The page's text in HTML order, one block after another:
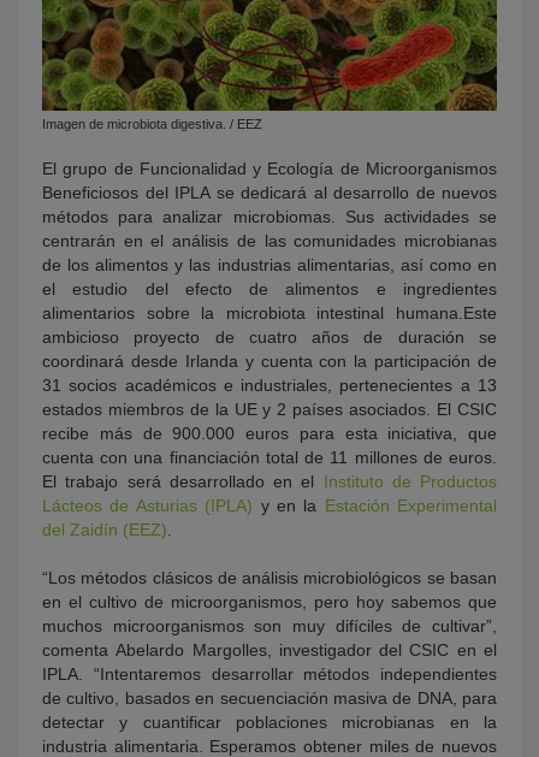
Imagen de microbiota digestiva. / EEZ
El grupo de Funcionalidad y Ecología de Microorganismos
Beneficiosos del IPLA se dedicará al desarrollo de nuevos
métodos para analizar microbiomas. Sus actividades se
centrarán en el análisis de las comunidades microbianas
de los alimentos y las industrias alimentarias, así como en
el estudio del efecto de alimentos e ingredientes
alimentarios sobre la microbiota intestinal humana.Este
ambicioso proyecto de cuatro años de duración se
coordinará desde Irlanda y cuenta con la participación de
31 socios académicos e industriales, pertenecientes a 13
estados miembros de la UE y 2 países asociados. El CSIC
recibe más de 900.000 euros para esta iniciativa, que
cuenta con una financiación total de 11 millones de euros.
El trabajo será desarrollado en el Instituto de Productos
Lácteos de Asturias (IPLA) y en la Estación Experimental
del Zaidín (EEZ)
“Los métodos clásicos de análisis microbiológicos se basan
en el cultivo de microorganismos, pero hoy sabemos que
muchos microorganismos son muy difíciles de cultivar”,
comenta Abelardo Margolles, investigador del CSIC en el
IPLA. “Intentaremos desarrollar métodos independientes
de cultivo, basados en secuenciación masiva de DNA, para
detectar y cuantificar poblaciones microbianas en la
industria alimentaria. Esperamos obtener miles de nuevos